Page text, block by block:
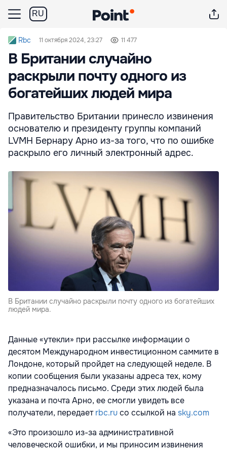
RU
Rbc 11 октября 2024, 23:27 11 477
В Британии случайно
раскрыли почту одного из
богатейших людей мира
Правительство Британии принесло извинения
основателю и президенту группы компаний
LVMH Бернару Арно из-за того, что по ошибке
раскрыло его личный электронный адрес.
В Британии случайно раскрыли почту одного из богатейших
людей мира.
Данные «утекли» при рассылке информации о
десятом Международном инвестиционном саммите в
Лондоне, который пройдет на следующей неделе. В
копии сообщения были указаны адреса тех, кому
предназначалось письмо. Среди этих людей была
указана и почта Арно, ее смогли увидеть все
получатели, передаетrbc.ruсо ссылкой на sky.com
«Это произошло из-за административной
человеческой ошибки, и мы приносим извинения